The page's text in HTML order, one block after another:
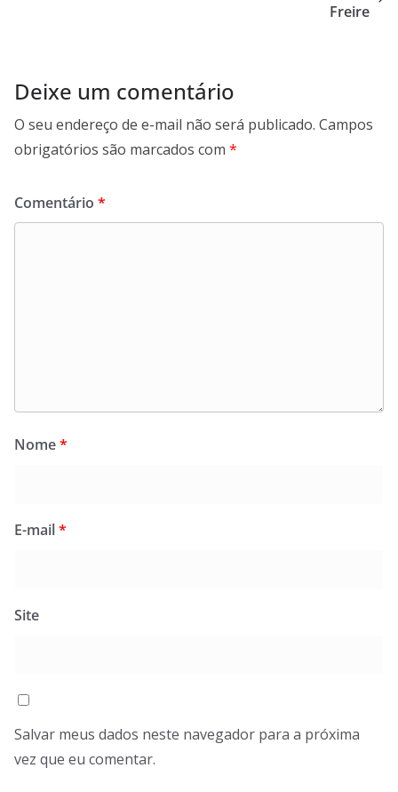
Freire
Deixe um comentário
O seu endereço de e-mail não será publicado. Campos
obrigatórios são marcados com *
Comentário *
Nome*
E-mail*
Site
Salvar meus dados neste navegador para a próxima
vez que eu comentar.